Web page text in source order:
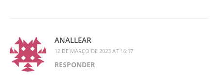
ANALLEAR
12 DE MARÇO DE 2023 AT 16:17
RESPONDER